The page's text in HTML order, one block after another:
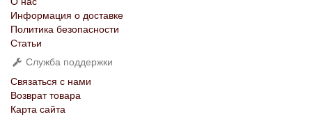
Информация о доставке
Политика безопасности
Статьи
Служба поддержки
Связаться с нами
Возврат товара
Карта сайта